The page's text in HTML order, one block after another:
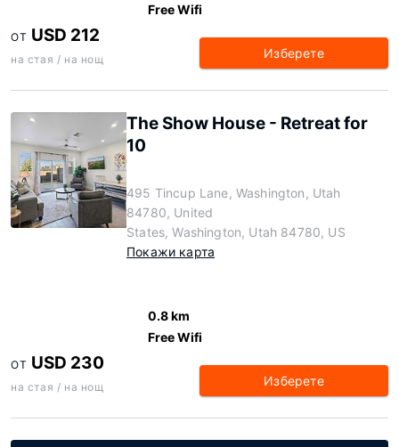
Free Wifi
ОТ USD 212
на стая / на нощ Изберете
The Show House - Retreat for
10
495 Tincup Lane, Washington, Utah
84780, United
States, Washington, Utah 84780, US
Покажи карта
0.8 km
Free Wifi
ОТ USD 230
на стая / на нощ Изберете